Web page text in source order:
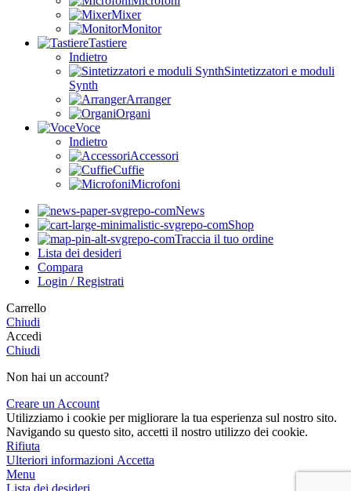
Mixer
Monitor
Tastiere
Indietro
Sintetizzatori e moduli
Synth
Arranger
Organi
Voce
Indietro
Accessori
Cuffie
Microfoni
News
Shop
Traccia il tuo ordine
Lista dei desideri
Compara
Login / Registrati
Carrello
Chiudi
Accedi
Chiudi
Non hai un account?
Creare un Account
Utilizziamo i cookie per migliorare la tua esperienza sul nostro sito.
Navigando su questo sito, accetti il nostro utilizzo dei cookie.
Rifiuta
Ulteriori informazioni Ulteriori
Accetta
Menu
Lista dei desideri